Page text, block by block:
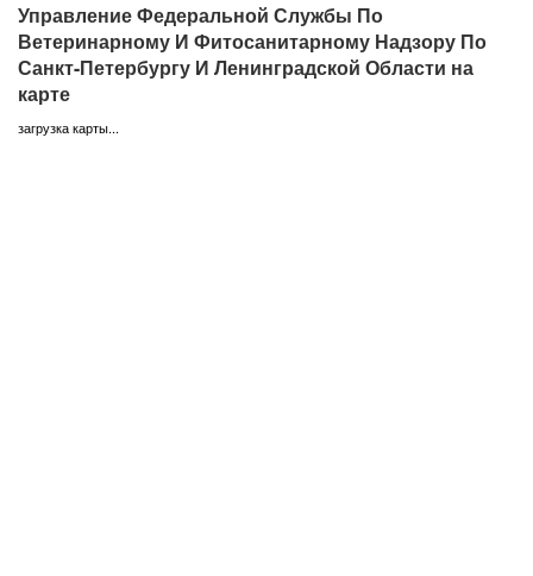
Управление Федеральной Службы По
Ветеринарному И Фитосанитарному Надзору По
Санкт-Петербургу И Ленинградской Области на
карте
загрузка карты...